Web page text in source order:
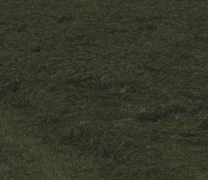
Weyer
Neuigkeiten, Veranstaltungen und
und freuen uns über den großen